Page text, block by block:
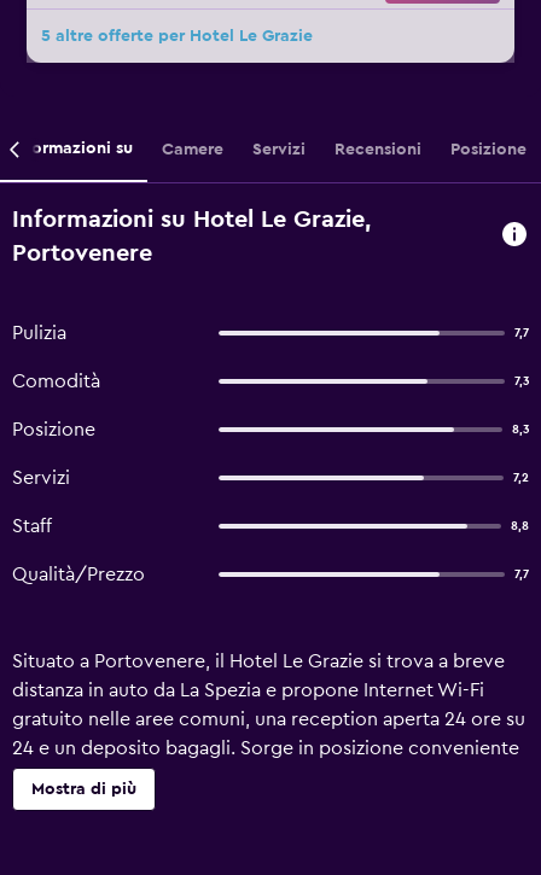
5 altre offerte per Hotel Le Grazie
Informazioni su Camere Servizi Recensioni Posizione
Informazioni su Hotel Le Grazie,
Portovenere
Pulizia 7,7
Comodità 7,3
Posizione 8,3
Servizi 7,2
Staff 8,8
Qualità/Prezzo 7,7
Situato a Portovenere, il Hotel Le Grazie si trova a breve
distanza in auto da La Spezia e propone Internet Wi-Fi
gratuito nelle aree comuni, una reception aperta 24 ore su
24 e un deposito bagagli. Sorge in posizione conveniente
per coloro che vogliono visitare le attrazioni turistiche
locali. Questo hotel a 3 stelle dispone di una biglietteria,
Mostra di più